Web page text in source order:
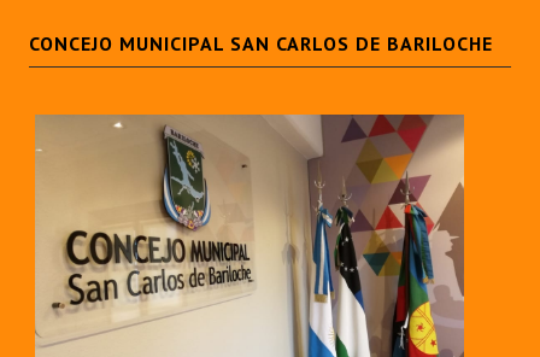
CONCEJO MUNICIPAL SAN CARLOS DE BARILOCHE